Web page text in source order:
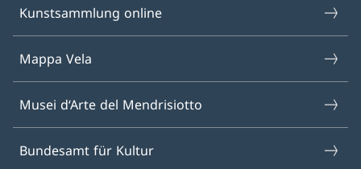
Kunstsammlung online
Mappa Vela
Musei d‘Arte del Mendrisiotto
Bundesamt für Kultur